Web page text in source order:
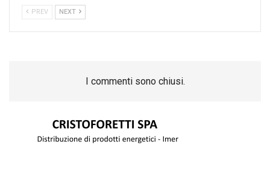
PREV NEXT
I commenti sono chiusi.